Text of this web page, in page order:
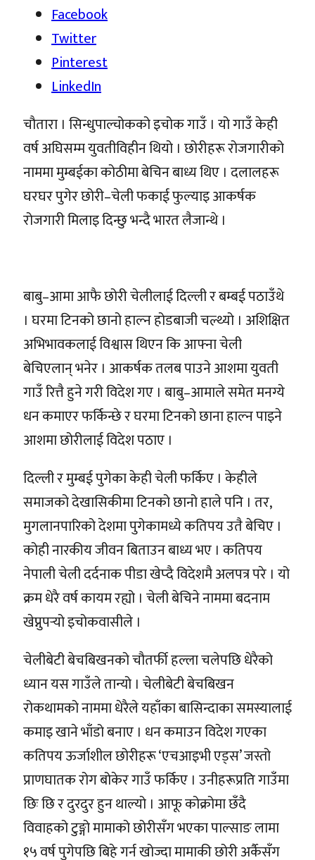
Facebook
Twitter
Pinterest
LinkedIn
चौतारा । सिन्धुपाल्चोकको इचोक गाउँ । यो गाउँ केही
वर्ष अघिसम्म युवतीविहीन थियो । छोरीहरू रोजगारीको
नाममा मुम्बईका कोठीमा बेचिन बाध्य थिए । दलालहरू
घरघर पुगेर छोरी–चेली फकाई फुल्याइ आकर्षक
रोजगारी मिलाइ दिन्छु भन्दै भारत लैजान्थे ।
बाबु–आमा आफै छोरी चेलीलाई दिल्ली र बम्बई पठाउँथे
। घरमा टिनको छानो हाल्न होडबाजी चल्थ्यो । अशिक्षित
अभिभावकलाई विश्वास थिएन कि आफ्ना चेली
बेचिएलान् भनेर । आकर्षक तलब पाउने आशमा युवती
गाउँ रित्तै हुने गरी विदेश गए । बाबु–आमाले समेत मनग्ये
धन कमाएर फर्किन्छे र घरमा टिनको छाना हाल्न पाइने
आशमा छोरीलाई विदेश पठाए ।
दिल्ली र मुम्बई पुगेका केही चेली फर्किए । केहीले
समाजको देखासिकीमा टिनको छानो हाले पनि । तर,
मुगलानपारिको देशमा पुगेकामध्ये कतिपय उतै बेचिए ।
कोही नारकीय जीवन बिताउन बाध्य भए । कतिपय
नेपाली चेली दर्दनाक पीडा खेप्दै विदेशमै अलपत्र परे । यो
क्रम धेरै वर्ष कायम रह्यो । चेली बेचिने नाममा बदनाम
खेप्नुपर्‍यो इचोकवासीले ।
चेलीबेटी बेचबिखनको चौतर्फी हल्ला चलेपछि धेरैको
ध्यान यस गाउँले तान्यो । चेलीबेटी बेचबिखन
रोकथामको नाममा धेरैले यहाँका बासिन्दाका समस्यालाई
कमाइ खाने भाँडो बनाए । धन कमाउन विदेश गएका
कतिपय ऊर्जाशील छोरीहरू ‘एचआइभी एड्स’ जस्तो
प्राणघातक रोग बोकेर गाउँ फर्किए । उनीहरूप्रति गाउँमा
छिः छि र दुरदुर हुन थाल्यो । आफू कोक्रोमा छँदै
विवाहको टुङ्गो मामाको छोरीसँग भएका पाल्साङ लामा
१५ वर्ष पुगेपछि बिहे गर्न खोज्दा मामाकी छोरी अर्कैसँग